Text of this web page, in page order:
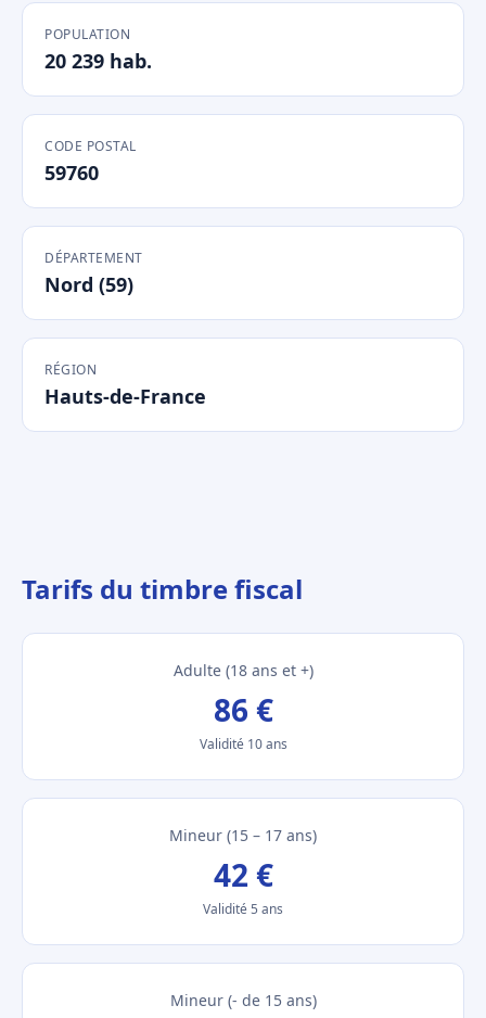
POPULATION
20 239 hab.
CODE POSTAL
59760
DÉPARTEMENT
Nord (59)
RÉGION
Hauts-de-France
Tarifs du timbre fiscal
Adulte (18 ans et +)
86 €
Validité 10 ans
Mineur (15 – 17 ans)
42 €
Validité 5 ans
Mineur (- de 15 ans)